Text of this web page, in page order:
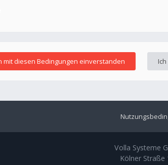
Volla Systeme
Kölner Straße